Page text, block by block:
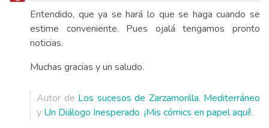
Entendido, que ya se hará lo que se haga cuando se
estime conveniente. Pues ojalá tengamos pronto
noticias.
Muchas gracias y un saludo.
Autor de Los sucesos de Zarzamorilla, Mediterráneo
y Un Diálogo Inesperado. ¡Mis cómics en papel aquí!.